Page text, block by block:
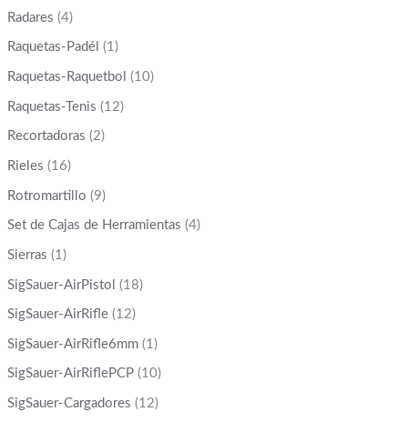
Radares (4)
Raquetas-Padél (1)
Raquetas-Raquetbol (10)
Raquetas-Tenis (12)
Recortadoras (2)
Rieles (16)
Rotromartillo (9)
Set de Cajas de Herramientas (4)
Sierras (1)
SigSauer-AirPistol (18)
SigSauer-AirRifle (12)
SigSauer-AirRifle6mm (1)
SigSauer-AirRiflePCP (10)
SigSauer-Cargadores (12)